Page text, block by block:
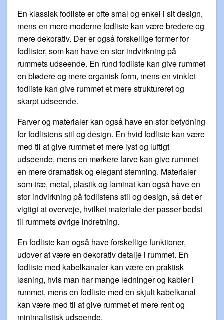
En klassisk fodliste er ofte smal og enkel i sit design,
mens en mere moderne fodliste kan være bredere og
mere dekorativ. Der er også forskellige former for
fodlister, som kan have en stor indvirkning på
rummets udseende. En rund fodliste kan give rummet
en blødere og mere organisk form, mens en vinklet
fodliste kan give rummet et mere struktureret og
skarpt udseende.
Farver og materialer kan også have en stor betydning
for fodlistens stil og design. En hvid fodliste kan være
med til at give rummet et mere lyst og luftigt
udseende, mens en mørkere farve kan give rummet
en mere dramatisk og elegant stemning. Materialer
som træ, metal, plastik og laminat kan også have en
stor indvirkning på fodlistens stil og design, så det er
vigtigt at overveje, hvilket materiale der passer bedst
til rummets øvrige indretning.
En fodliste kan også have forskellige funktioner,
udover at være en dekorativ detalje i rummet. En
fodliste med kabelkanaler kan være en praktisk
løsning, hvis man har mange ledninger og kabler i
rummet, mens en fodliste med en skjult kabelkanal
kan være med til at give rummet et mere rent og
minimalistisk udseende.